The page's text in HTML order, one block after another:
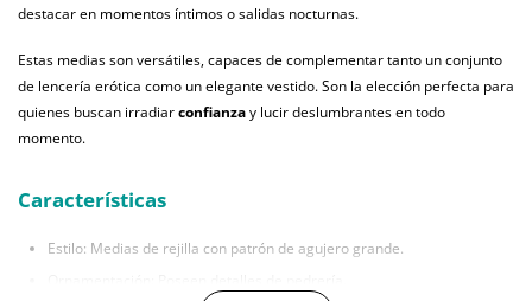
destacar en momentos íntimos o salidas nocturnas.
Estas medias son versátiles, capaces de complementar tanto un conjunto
de lencería erótica como un elegante vestido. Son la elección perfecta para
quienes buscan irradiarconfianzay lucir deslumbrantes en todo
momento.
Características
Estilo: Medias de rejilla con patrón de agujero grande.